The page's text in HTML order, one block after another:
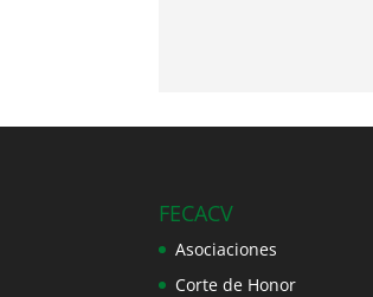
FECACV
Asociaciones
Corte de Honor